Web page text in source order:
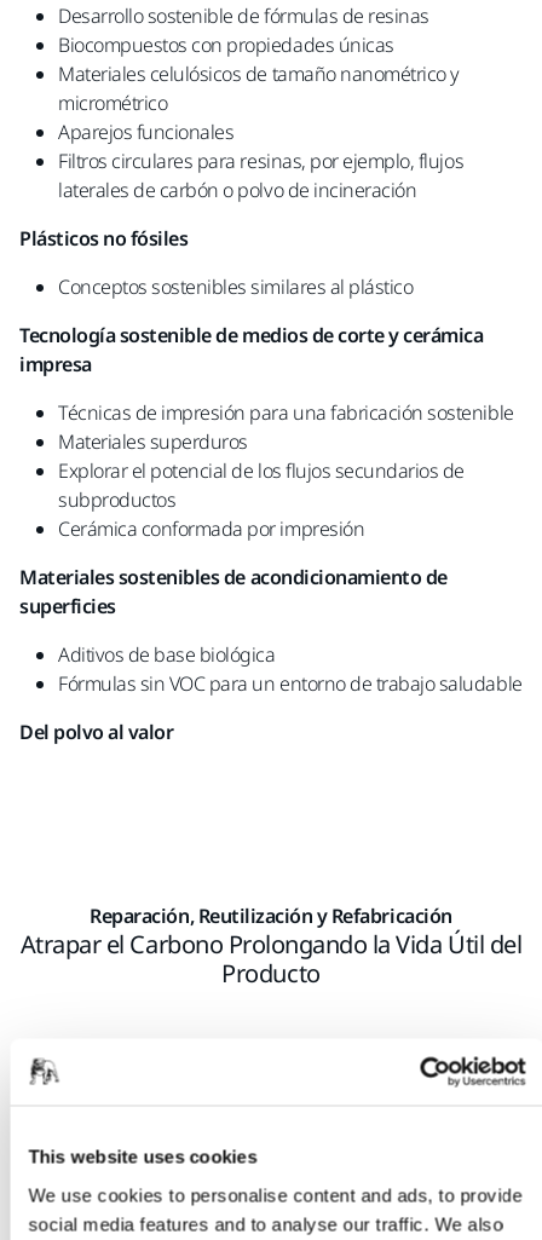
This website uses cookies
We use cookies to personalise content and ads, to provide
social media features and to analyse our traffic. We also
Desarrollo sostenible de fórmulas de resinas
Biocompuestos con propiedades únicas
Materiales celulósicos de tamaño nanométrico y
micrométrico
Aparejos funcionales​
Filtros circulares para resinas, por ejemplo, flujos
laterales de carbón o polvo de incineración
Plásticos no fósiles
Conceptos sostenibles similares al plástico
Tecnología sostenible de medios de corte y cerámica
impresa
Técnicas de impresión para una fabricación sostenible
Materiales superduros​
Explorar el potencial de los flujos secundarios de
subproductos
Cerámica conformada por impresión
Materiales sostenibles de acondicionamiento de
superficies
Aditivos de base biológica​
Fórmulas sin VOC para un entorno de trabajo saludable
​Del polvo al valor
Reparación, Reutilización y Refabricación
Atrapar el Carbono Prolongando la Vida Útil del
Producto